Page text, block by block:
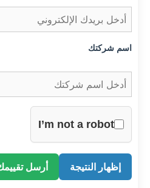
اسم شركتك
I’m not a robot
إظهار النتيجة أرسل تقييمك